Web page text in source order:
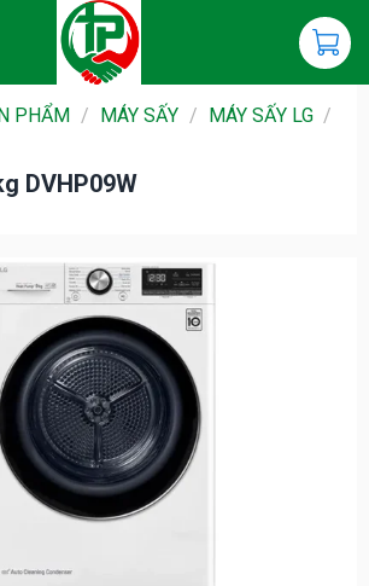
PHẨM / MÁY SẤY / MÁY SẤY LG /
DVHP09W